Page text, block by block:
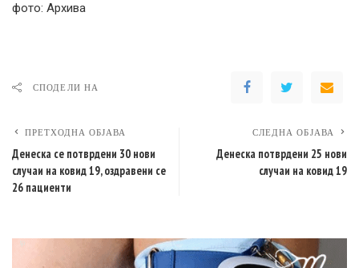
фото: Архива
СПОДЕЛИ НА
ПРЕТХОДНА ОБЈАВА
Денеска се потврдени 30 нови
случаи на ковид 19, оздравени се
26 пациенти
СЛЕДНА ОБЈАВА
Денеска потврдени 25 нови
случаи на ковид 19